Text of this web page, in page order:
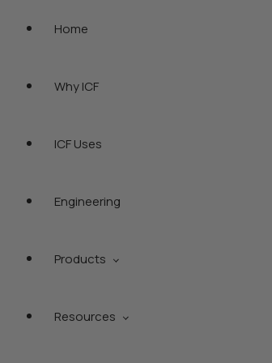
Home
Why ICF
ICF Uses
Engineering
Products
Resources